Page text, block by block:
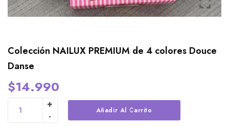
Colección NAILUX PREMIUM de 4 colores Douce
Danse
$14.990
Añadir Al Carrito